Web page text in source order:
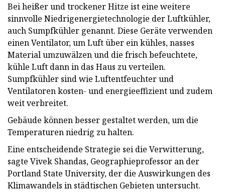
Bei heißer und trockener Hitze ist eine weitere
sinnvolle Niedrigenergietechnologie der Luftkühler,
auch Sumpfkühler genannt. Diese Geräte verwenden
einen Ventilator, um Luft über ein kühles, nasses
Material umzuwälzen und die frisch befeuchtete,
kühle Luft dann in das Haus zu verteilen.
Sumpfkühler sind wie Luftentfeuchter und
Ventilatoren kosten- und energieeffizient und zudem
weit verbreitet.
Gebäude können besser gestaltet werden, um die
Temperaturen niedrig zu halten.
Eine entscheidende Strategie sei die Verwitterung,
sagte Vivek Shandas, Geographieprofessor an der
Portland State University, der die Auswirkungen des
Klimawandels in städtischen Gebieten untersucht.